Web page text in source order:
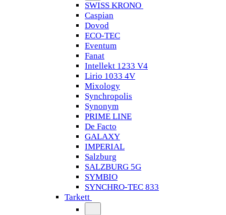
SWISS KRONO
Caspian
Dovod
ECO-TEC
Eventum
Fanat
Intellekt 1233 V4
Lirio 1033 4V
Mixology
Synchropolis
Synonym
PRIME LINE
De Facto
GALAXY
IMPERIAL
Salzburg
SALZBURG 5G
SYMBIO
SYNCHRO-TEC 833
Tarkett